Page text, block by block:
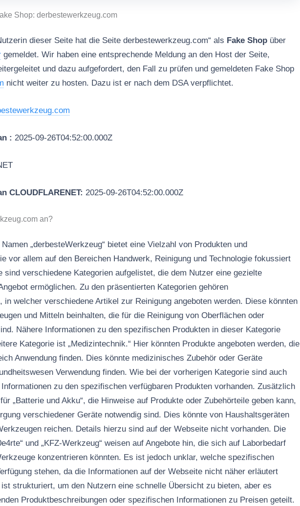
Shop: derbestewerkzeug.com
dieser Seite hat die Seite derbestewerkzeug.com“ als Fake Shop über
gemeldet. Wir haben eine entsprechende Meldung an den Host der Seite,
und dazu aufgefordert, den Fall zu prüfen und gemeldeten Fake Shop
nicht weiter zu hosten. Dazu ist er nach dem DSA verpflichtet.
: 2025-09-26T04:52:00.000Z
CLOUDFLARENET: 2025-09-26T04:52:00.000Z
an?
„derbesteWerkzeug“ bietet eine Vielzahl von Produkten und
vor allem auf den Bereichen Handwerk, Reinigung und Technologie fokussiert
sind verschiedene Kategorien aufgelistet, die dem Nutzer eine gezielte
ermöglichen. Zu den präsentierten Kategorien gehören
in welcher verschiedene Artikel zur Reinigung angeboten werden. Diese könnten
und Mitteln beinhalten, die für die Reinigung von Oberflächen oder
Nähere Informationen zu den spezifischen Produkten in dieser Kategorie
Kategorie ist „Medizintechnik.“ Hier könnten Produkte angeboten werden, die
Anwendung finden. Dies könnte medizinisches Zubehör oder Geräte
Verwendung finden. Wie bei der vorherigen Kategorie sind auch
zu den spezifischen verfügbaren Produkten vorhanden. Zusätzlich
„Batterie und Akku“, die Hinweise auf Produkte oder Zubehörteile geben kann,
verschiedener Geräte notwendig sind. Dies könnte von Haushaltsgeräten
reichen. Details hierzu sind auf der Webseite nicht vorhanden. Die
und „KFZ-Werkzeug“ weisen auf Angebote hin, die sich auf Laborbedarf
konzentrieren könnten. Es ist jedoch unklar, welche spezifischen
stehen, da die Informationen auf der Webseite nicht näher erläutert
strukturiert, um den Nutzern eine schnelle Übersicht zu bieten, aber es
Produktbeschreibungen oder spezifischen Informationen zu Preisen geteilt.